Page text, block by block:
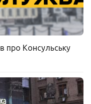
про Консульську